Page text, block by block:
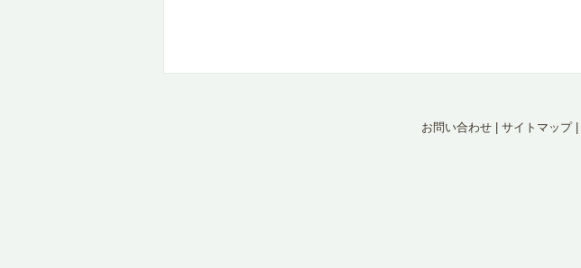
お問い合わせ サイトマップ|